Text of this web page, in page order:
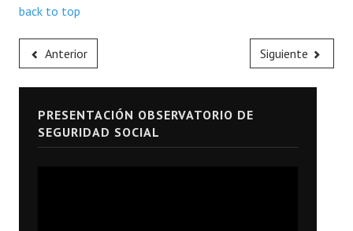
back to top
Anterior Siguiente
PRESENTACIÓN OBSERVATORIO DE
SEGURIDAD SOCIAL